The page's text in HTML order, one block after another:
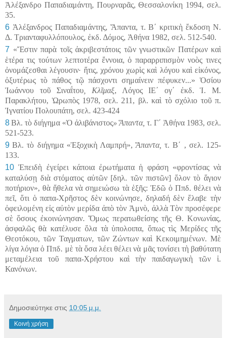
Ἀλέξανδρο Παπαδιαμάντη, Πουρναρᾶς, Θεσσαλονίκη 1994, σελ.
35.
6 Ἀλέξανδρος Παπαδιαμάντης, Ἅπαντα, τ. Β΄ κριτικὴ ἔκδοση Ν.
Δ. Τριανταφυλλόπουλος, ἐκδ. Δόμος, Ἀθήνα 1982, σελ. 512-540.
7 «Ἔστιν παρὰ τοῖς ἀκριβεστάτοις τῶν γνωστικῶν Πατέρων καὶ
ἑτέρα τις τούτων λεπτοτέρα ἔννοια, ὁ παραρριπισμὸν νοὸς τινες
ὀνομάζεσθαι λέγουσιν· ἥτις, χρόνου χωρὶς καὶ λόγου καὶ εἰκόνος,
ὀξυτέρως τὸ πάθος τῷ πάσχοντι σημαίνειν πέφυκεν...» Ὁσίου
Ἰωάννου τοῦ Σιναΐτου , Κλῖμαξ, Λόγος ΙΕ΄ ογ΄ ἐκδ. Ἱ. Μ.
Παρακλήτου, Ὡρωπὸς 1978, σελ. 211, βλ. καὶ τὸ σχόλιο τοῦ π.
Ἰγνατίου Πολουπάτη, σελ. 423-424
8Βλ. τὸ διήγημα «Ὁ ἀλιβάνιστος» Ἅπαντα, τ. Γ΄ Ἀθήνα 1983, σελ.
521-523.
9 Βλ. τὸ διήγημα «Ἐξοχικὴ Λαμπρή»,Ἅπαντα, τ. Β΄ , σελ. 125-
133.
10 Ἐπειδὴ ἐγείρει κάποια ἐρωτήματα ἡ φράση «φροντίσας νὰ
καταλύσῃ διὰ στόματος αὐτῶν [δηλ. τῶν πιστῶν] ὅλον τὸ ἅγιον
ποτήριον», θὰ ἤθελα νὰ σημειώσω τὰ ἑξῆς: Ἐδῶ ὁ Ππδ. θέλει νὰ
πεῖ, ὅτι ὁ παπα-Χρῆστος δὲν κοινώνησε, δηλαδή δὲν ἔλαβε τὴν
ὀφειλομένη εἰς αὐτὸν μερίδα ἀπὸ τὸν Ἀμνὸ, ἀλλὰ Τὸν προσέφερε
σὲ ὅσους ἐκοινώνησαν. Ὅμως περατωθείσης τῆς Θ. Κονωνίας,
ἀσφαλῶς θὰ κατέλυσε ὅλα τὰ ὑπολοιπα, ὅπως τὶς Μερίδες τῆς
Θεοτόκου, τῶν Ταγματων, τῶν Ζώντων καὶ Κεκοιμημένων. Μὲ
λίγα λόγια ὁ Ππδ. μὲ τὰ ὅσα λέει θέλει νὰ μᾶς τονίσει τὴ βαθύτατη
μεταμέλεια τοῦ παπα-Χρήστου καὶ τὴν παιδαγωγικὴ τῶν ἱ.
Κανόνων.
Δημοσιεύτηκε στις 10:05 μ.μ.
Κοινή χρήση